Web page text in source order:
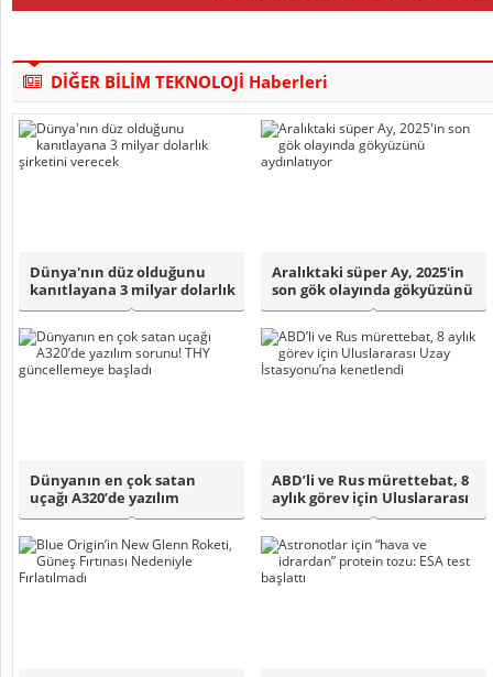
DİĞER BİLİM TEKNOLOJİ Haberleri
Dünya'nın düz olduğunu
kanıtlayana 3 milyar dolarlık
şirketi..
Aralıktaki süper Ay, 2025'in
son gök olayında gökyüzünü
aydı..
Dünyanın en çok satan
uçağı A320’de yazılım
sorunu! THY günc..
ABD’li ve Rus mürettebat, 8
aylık görev için Uluslararası
Uz..